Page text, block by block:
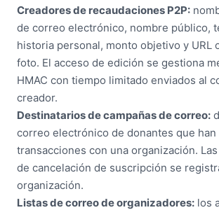
Creadores de recaudaciones P2P:
de correo electrónico, nombre público,
historia personal, monto objetivo y URL
foto. El acceso de edición se gestiona
HMAC con tiempo limitado enviados al
creador.
Destinatarios de campañas de correo:
correo electrónico de donantes que han
transacciones con una organización.
de cancelación de suscripción se
organización.
Listas de correo de organizadores: los